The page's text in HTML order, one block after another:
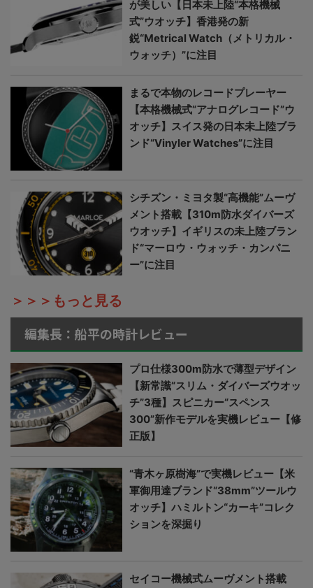
が美しい【日本未上陸“本格機械
式”ウオッチ】香港発の新
鋭“Metrical Watch（メトリカル・
ウォッチ）”に注目
まるで本物のレコードプレーヤー
【本格機械式“アナログレコード”ウ
オッチ】スイス発の日本未上陸ブラ
ンド“Vinyler Watches”に注目
シチズン・ミヨタ製“高機能”ムーヴ
メント搭載【310m防水ダイバーズ
ウオッチ】イギリスの未上陸ブラン
ド“マーロウ・ウォッチ・カンパニ
ー”に注目
＞＞＞もっと見る
編集長：船平の時計レビュー
プロ仕様300m防水で薄型デザイン
【新常識“スリム・ダイバーズウオッ
チ”3種】スピニカー“スペンス
300”新作モデルを実機レビュー【修
正版】
“青木ヶ原樹海”で実機レビュー【米
軍御用達ブランド“38mm”ツールウ
オッチ】ハミルトン“カーキ”コレク
ションを深掘り
セイコー機械式ムーヴメント搭載